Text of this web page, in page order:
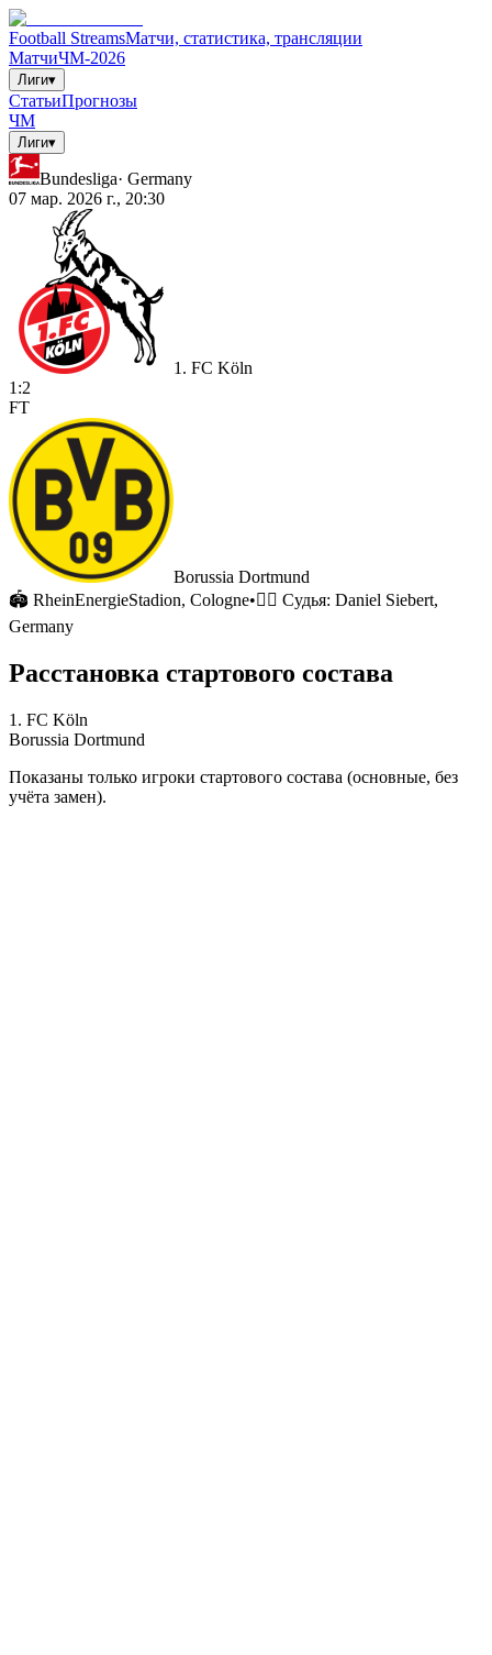
Football StreamsМатчи, статистика, трансляции
МатчиЧМ-2026
Лиги▾
СтатьиПрогнозы
ЧМ
Лиги▾
Bundesliga· Germany
07 мар. 2026 г., 20:30
1. FC Köln
1 :2
FT
Borussia Dortmund
🏟 RheinEnergieStadion, Cologne•🧑‍⚖️ Судья: Daniel Siebert,
Germany
Расстановка стартового состава
1. FC Köln
Borussia Dortmund
Показаны только игроки стартового состава (основные, без
учёта замен).